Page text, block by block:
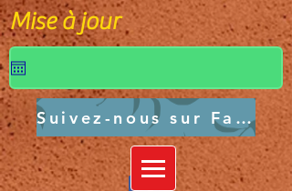
Mise à jour
Suivez-nous sur